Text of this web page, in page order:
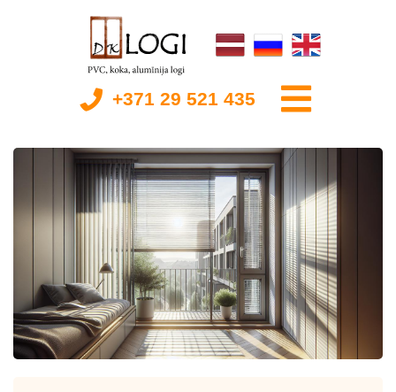
+371 29 521 435